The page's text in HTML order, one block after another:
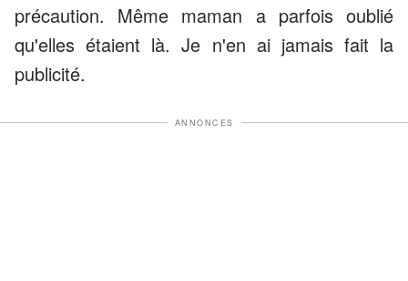
précaution. Même maman a parfois oublié
qu'elles étaient là. Je n'en ai jamais fait la
publicité.
ANNONCES